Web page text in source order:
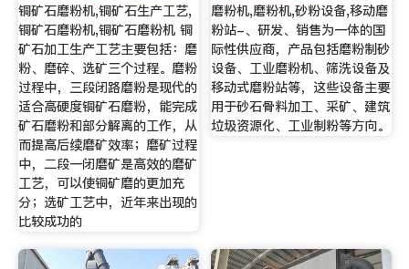
铜矿石磨粉机,铜矿石生产工艺,
铜矿石磨粉机,铜矿石磨粉机 铜
矿石加工生产工艺主要包括：磨
粉、磨碎、选矿三个过程。磨粉
过程中，三段闭路磨粉是现代的
适合高硬度铜矿石磨粉，能完成
矿石磨粉和部分解离的工作，从
而提高后续磨矿效率；磨矿过程
中，二段一闭磨矿是高效的磨矿
工艺，可以使铜矿磨的更加充
分；选矿工艺中，近年来出现的
比较成功的
磨粉机,磨粉机,砂粉设备,移动磨
粉站-、研发、销售为一体的国
际性供应商，产品包括磨粉制砂
设备、工业磨粉机、筛洗设备及
移动式磨粉站等，这些设备主要
用于砂石骨料加工、采矿、建筑
垃圾资源化、工业制粉等方向。